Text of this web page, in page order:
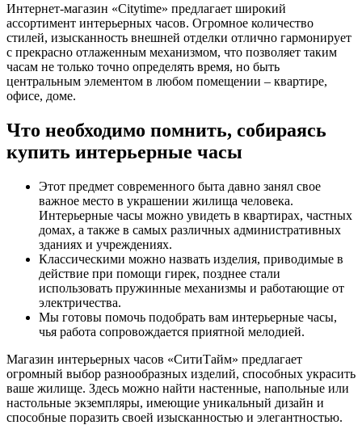
Интернет-магазин «Citytime» предлагает широкий
ассортимент интерьерных часов. Огромное количество
стилей, изысканность внешней отделки отлично гармонирует
с прекрасно отлаженным механизмом, что позволяет таким
часам не только точно определять время, но быть
центральным элементом в любом помещении – квартире,
офисе, доме.
Что необходимо помнить, собираясь
купить интерьерные часы
Этот предмет современного быта давно занял свое
важное место в украшении жилища человека.
Интерьерные часы можно увидеть в квартирах, частных
домах, а также в самых различных административных
зданиях и учреждениях.
Классическими можно назвать изделия, приводимые в
действие при помощи гирек, позднее стали
использовать пружинные механизмы и работающие от
электричества.
Мы готовы помочь подобрать вам интерьерные часы,
чья работа сопровождается приятной мелодией.
Магазин интерьерных часов «СитиТайм» предлагает
огромный выбор разнообразных изделий, способных украсить
ваше жилище. Здесь можно найти настенные, напольные или
настольные экземпляры, имеющие уникальный дизайн и
способные поразить своей изысканностью и элегантностью.